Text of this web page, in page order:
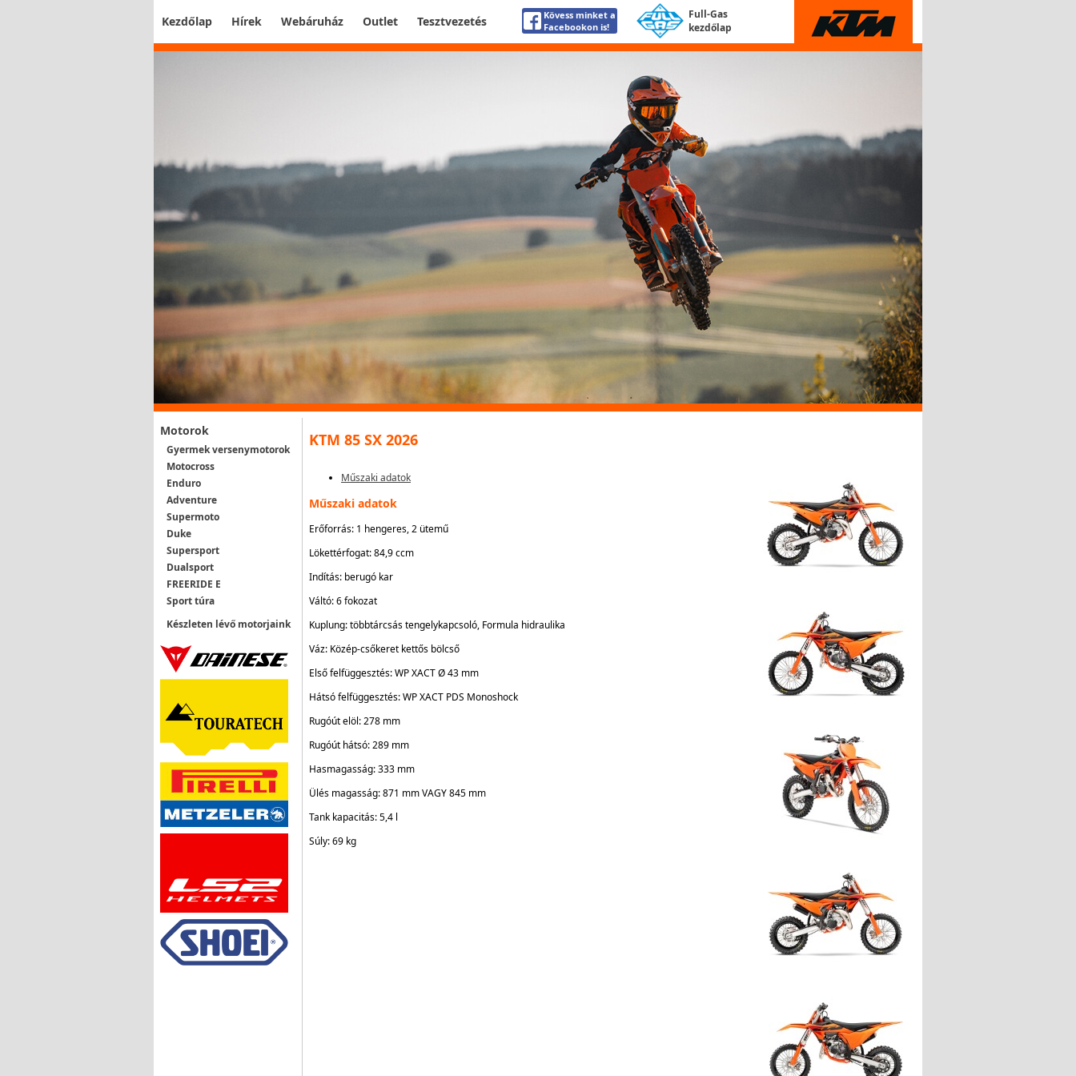
Kezdőlap Hírek Webáruház Outlet Tesztvezetés
Kövess minket a
Facebookon is!
Full-Gas
kezdőlap
Motorok
Gyermek versenymotorok
Motocross
Enduro
Adventure
Supermoto
Duke
Supersport
Dualsport
FREERIDE E
Sport túra
Készleten lévő motorjaink
KTM 85 SX 2026
Műszaki adatok
Műszaki adatok
Erőforrás: 1 hengeres, 2 ütemű
Lökettérfogat: 84,9 ccm
Indítás: berugó kar
Váltó: 6 fokozat
Kuplung: többtárcsás tengelykapcsoló, Formula hidraulika
Váz: Közép-csőkeret kettős bölcső
Első felfüggesztés: WP XACT Ø 43 mm
Hátsó felfüggesztés: WP XACT PDS Monoshock
Rugóút elöl: 278 mm
Rugóút hátsó: 289 mm
Hasmagasság: 333 mm
Ülés magasság: 871 mm VAGY 845 mm
Tank kapacitás: 5,4 l
Súly: 69 kg